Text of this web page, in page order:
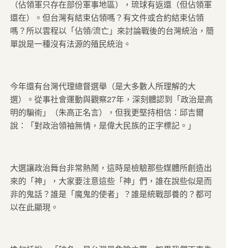
（佔領軍只存在部份軍事地區），琉球有返還（但佔領軍
還在）。但台灣有結束佔領嗎？有文件或合約結束佔領
嗎？所以雲程以「佔領/流亡」來討論戰後的台灣統治，簡
單說是一種沒有法源的殖民統治。
今年還有台灣代理總督選舉（是大多數人所理解的大
選）。從事社會運動與觀察27年，深刻體認到「政治是高
明的騙術」（朱高正名言），但我更堅持相信：邱吉爾
說：「對政治領袖無情，是偉大民族的正字標記。」
大選讓政治舞台非常熱鬧，這時是檢驗那些媒體所創造出
來的「神」，大家要注意這些「神」們，誰在說些似是而
非的鬼話？誰是「魔鬼的使者」？誰是統戰部養的？都可
以在此顯現。